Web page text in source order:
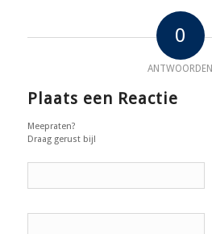
0
ANTWOORDEN
Plaats een Reactie
Meepraten?
Draag gerust bij!